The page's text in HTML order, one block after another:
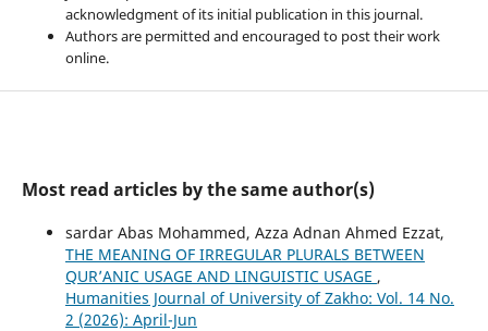
acknowledgment of its initial publication in this journal.
Authors are permitted and encouraged to post their work
online.
Most read articles by the same author(s)
sardar Abas Mohammed, Azza Adnan Ahmed Ezzat,
THE MEANING OF IRREGULAR PLURALS BETWEEN
QUR’ANIC USAGE AND LINGUISTIC USAGE ,
Humanities Journal of University of Zakho: Vol. 14 No.
2 (2026): April-Jun